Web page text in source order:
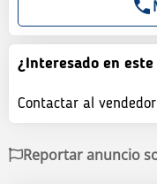
¿Interesado en
Contactar al vendedor
Reportar anuncio